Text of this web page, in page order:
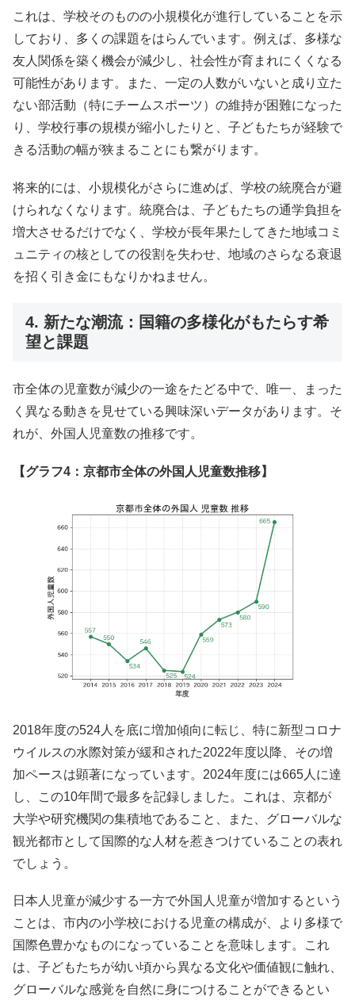
これは、学校そのものの小規模化が進行していることを示
しており、多くの課題をはらんでいます。例えば、多様な
友人関係を築く機会が減少し、社会性が育まれにくくなる
可能性があります。また、一定の人数がいないと成り立た
ない部活動（特にチームスポーツ）の維持が困難になった
り、学校行事の規模が縮小したりと、子どもたちが経験で
きる活動の幅が狭まることにも繋がります。
将来的には、小規模化がさらに進めば、学校の統廃合が避
けられなくなります。統廃合は、子どもたちの通学負担を
増大させるだけでなく、学校が長年果たしてきた地域コミ
ュニティの核としての役割を失わせ、地域のさらなる衰退
を招く引き金にもなりかねません。
4. 新たな潮流：国籍の多様化がもたらす希
望と課題
市全体の児童数が減少の一途をたどる中で、唯一、まった
く異なる動きを見せている興味深いデータがあります。そ
れが、外国人児童数の推移です。
【グラフ4：京都市全体の外国人児童数推移】
2018年度の524人を底に増加傾向に転じ、特に新型コロナ
ウイルスの水際対策が緩和された2022年度以降、その増
加ペースは顕著になっています。2024年度には665人に達
し、この10年間で最多を記録しました。これは、京都が
大学や研究機関の集積地であること、また、グローバルな
観光都市として国際的な人材を惹きつけていることの表れ
でしょう。
日本人児童が減少する一方で外国人児童が増加するという
ことは、市内の小学校における児童の構成が、より多様で
国際色豊かなものになっていることを意味します。これ
は、子どもたちが幼い頃から異なる文化や価値観に触れ、
グローバルな感覚を自然に身につけることができるとい